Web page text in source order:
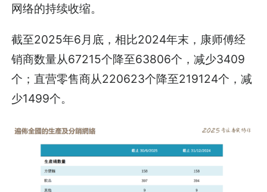
网络的持续收缩。
截至2025年6月底，相比2024年末，康师傅经
销商数量从67215个降至63806个，减少3409
个；直营零售商从220623个降至219124个，减
少1499个。